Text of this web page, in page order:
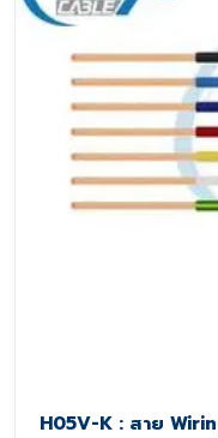
H05V-K : สาย